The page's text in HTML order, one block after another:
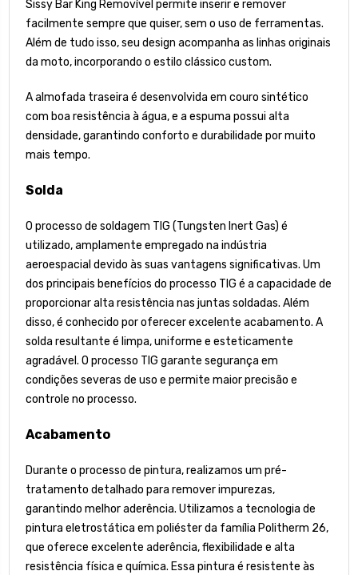
Sissy Bar King Removível permite inserir e remover
facilmente sempre que quiser, sem o uso de ferramentas.
Além de tudo isso, seu design acompanha as linhas originais
da moto, incorporando o estilo clássico custom.
A almofada traseira é desenvolvida em couro sintético
com boa resistência à água, e a espuma possui alta
densidade, garantindo conforto e durabilidade por muito
mais tempo.
Solda
O processo de soldagem TIG (Tungsten Inert Gas) é
utilizado, amplamente empregado na indústria
aeroespacial devido às suas vantagens significativas. Um
dos principais benefícios do processo TIG é a capacidade de
proporcionar alta resistência nas juntas soldadas. Além
disso, é conhecido por oferecer excelente acabamento. A
solda resultante é limpa, uniforme e esteticamente
agradável. O processo TIG garante segurança em
condições severas de uso e permite maior precisão e
controle no processo.
Acabamento
Durante o processo de pintura, realizamos um pré-
tratamento detalhado para remover impurezas,
garantindo melhor aderência. Utilizamos a tecnologia de
pintura eletrostática em poliéster da família Politherm 26,
que oferece excelente aderência, flexibilidade e alta
resistência física e química. Essa pintura é resistente às